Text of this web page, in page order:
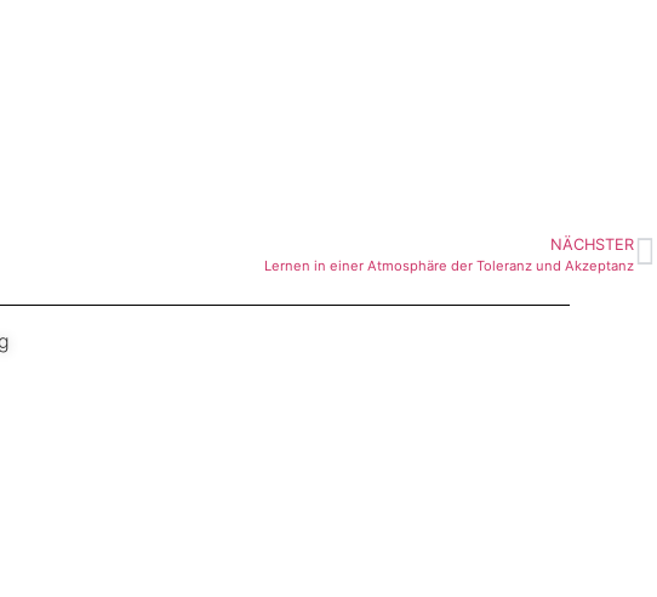
NÄCHSTER
Lernen in einer Atmosphäre der Toleranz und Akzeptanz